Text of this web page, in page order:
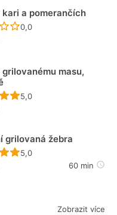
kari a pomerančích
Recept ještě nebyl
0,0
masu,
Recept ještě nebyl
5,0
grilovaná žebra
Recept ještě nebyl
5,0
60 min
Zobrazit více